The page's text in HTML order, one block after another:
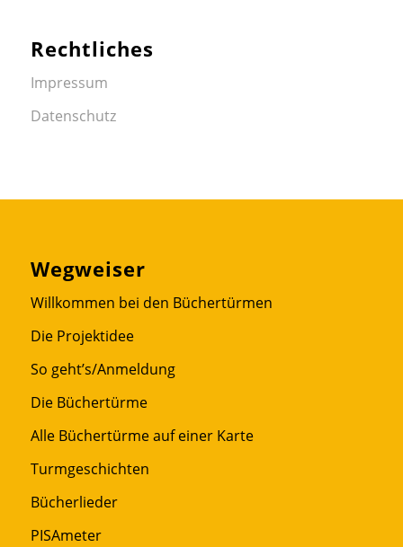
Rechtliches
Impressum
Datenschutz
Wegweiser
Willkommen bei den Büchertürmen
Die Projektidee
So geht’s/Anmeldung
Die Büchertürme
Alle Büchertürme auf einer Karte
Turmgeschichten
Bücherlieder
PISAmeter